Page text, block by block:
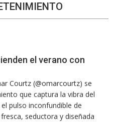
el verano con
Courtz (@omarcourtz) se
que captura la vibra del
pulso inconfundible de
seductora y diseñada